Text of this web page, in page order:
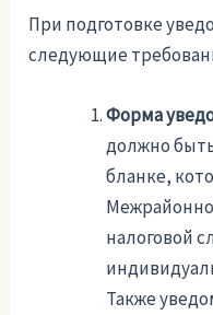
При подготовке
следующие
Форма
должно
бланке,
налоговой
Также